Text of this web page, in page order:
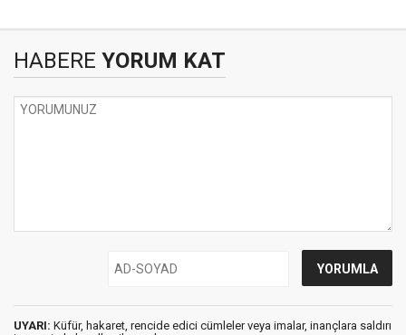
HABERE YORUM KAT
UYARI: Küfür, hakaret, rencide edici cümleler veya imalar, inançlara saldırı